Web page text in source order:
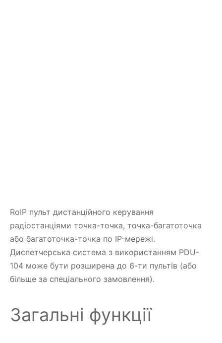
RoIP пульт дистанційного керування
радіостанціями точка-точка, точка-багатоточка
або багатоточка-точка по IP-мережі.
Диспетчерська система з використанням PDU-
104 може бути розширена до 6-ти пультів (або
більше за спеціального замовлення).
Загальні функції